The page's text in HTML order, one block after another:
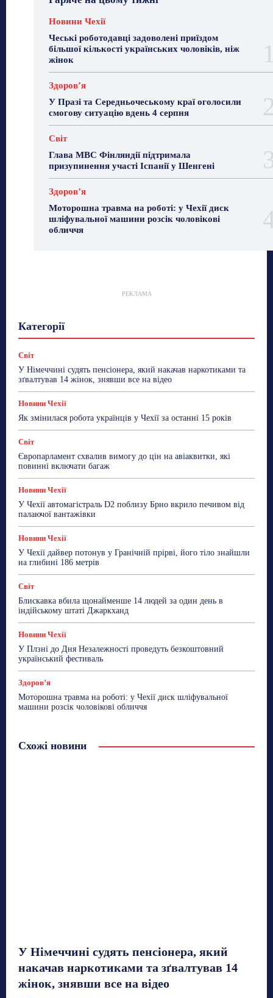
Новини Чехії
Чеські роботодавці задоволені приїздом
більшої кількості українських чоловіків, ніж
жінок
Здоровʼя
У Празі та Середньочеському краї оголосили
смогову ситуацію вдень 4 серпня
Світ
Глава МВС Фінляндії підтримала
призупинення участі Іспанії у Шенгені
Здоровʼя
Моторошна травма на роботі: у Чехії диск
шліфувальної машини розсік чоловікові
обличчя
РЕКЛАМА
Категорії
Лайфстайл
Мандри Мова
Новини України
Робота
Сад та город
ТехноМанія
Топ-новини Фоторепортаж
Світ
У Німеччині судять пенсіонера, який накачав наркотиками та
зґвалтував 14 жінок, знявши все на відео
Новини Чехії
Як змінилася робота українців у Чехії за останні 15 років
Світ
Європарламент схвалив вимогу до цін на авіаквитки, які
повинні включати багаж
Новини Чехії
У Чехії автомагістраль D2 поблизу Брно вкрило печивом від
палаючої вантажівки
Новини Чехії
У Чехії дайвер потонув у Гранічній прірві, його тіло знайшли
на глибині 186 метрів
Світ
Блискавка вбила щонайменше 14 людей за один день в
індійському штаті Джаркханд
Новини Чехії
У Плзні до Дня Незалежності проведуть безкоштовний
український фестиваль
Здоровʼя
Моторошна травма на роботі: у Чехії диск шліфувальної
машини розсік чоловікові обличчя
Схожі новини
У Німеччині судять пенсіонера, який
накачав наркотиками та зґвалтував 14
жінок, знявши все на відео